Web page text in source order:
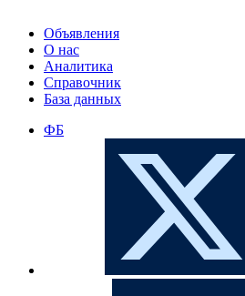
Объявления
О нас
Аналитика
Справочник
База данных
ФБ